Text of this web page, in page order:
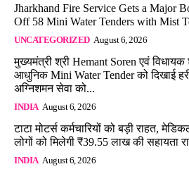
Jharkhand Fire Service Gets a Major
Off 58 Mini Water Tenders with Mist
UNCATEGORIZED August 6, 2026
मुख्यमंत्री श्री Hemant Soren एवं
आधुनिक Mini Water Tender को दिखाई
अग्निशमन सेवा को...
INDIA August 6, 2026
टाटा मोटर्स कर्मचारियों को बड़ी राहत,
लोगों को मिलेगी ₹39.55 लाख की सहायता
INDIA August 6, 2026